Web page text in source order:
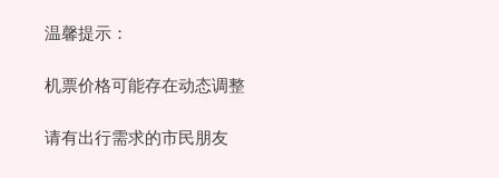
温馨提示：
机票价格可能存在动态调整
请有出行需求的市民朋友